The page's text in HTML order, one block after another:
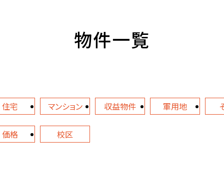
物件一覧
住宅 マンション 収益物件 軍用地
価格 校区